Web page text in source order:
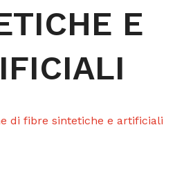
E
di fibre sintetiche e artificiali